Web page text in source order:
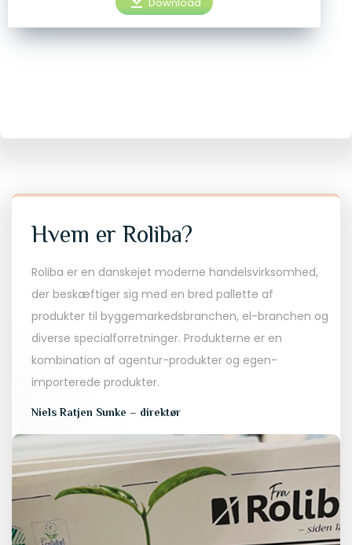
Download
Hvem er Roliba?
Roliba er en danskejet moderne handelsvirksomhed,
der beskæftiger sig med en bred pallette af
produkter til byggemarkedsbranchen, el-branchen og
diverse specialforretninger. Produkterne er en
kombination af agentur-produkter og egen-
importerede produkter.
Niels Ratjen Sunke – direktør